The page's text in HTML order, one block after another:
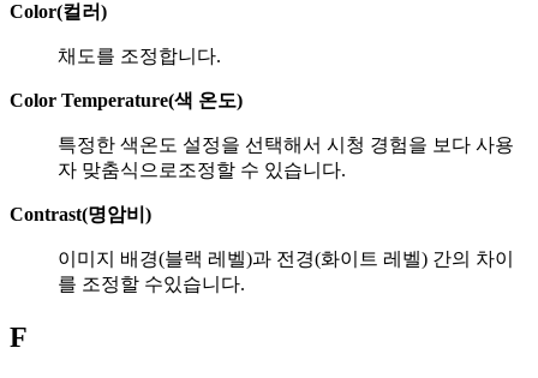
Color(컬러)
채도를 조정합니다.
Color Temperature(색 온도)
특정한 색온도 설정을 선택해서 시청 경험을 보다 사용
자 맞춤식으로조정할 수 있습니다.
Contrast(명암비)
이미지 배경(블랙 레벨)과 전경(화이트 레벨) 간의 차이
를 조정할 수있습니다.
F